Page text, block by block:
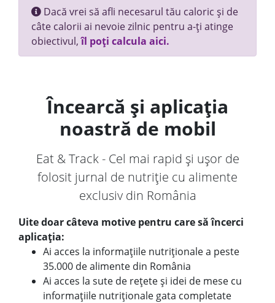
Dacă vrei să afli necesarul tău caloric și de
câte calorii ai nevoie zilnic pentru a-ți atinge
obiectivul,îl poți calcula aici.
Încearcă și aplicația
noastră de mobil
Eat & Track - Cel mai rapid și ușor de
folosit jurnal de nutriție cu alimente
exclusiv din România
Uite doar câteva motive pentru care să încerci
aplicația:
Ai acces la informațiile nutriționale a peste
35.000 de alimente din România
Ai acces la sute de rețete și idei de mese cu
informațiile nutriționale gata completate